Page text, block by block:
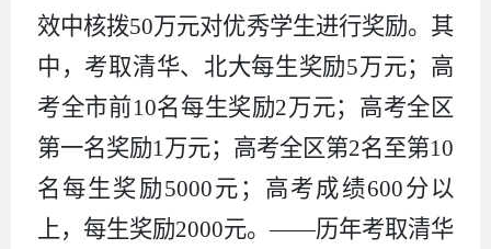
效中核拨50万元对优秀学生进行奖励。其
中，考取清华、北大每生奖励5万元；高
考全市前10名每生奖励2万元；高考全区
第一名奖励1万元；高考全区第2名至第10
名每生奖励5000元；高考成绩600分以
上，每生奖励2000元。——历年考取清华